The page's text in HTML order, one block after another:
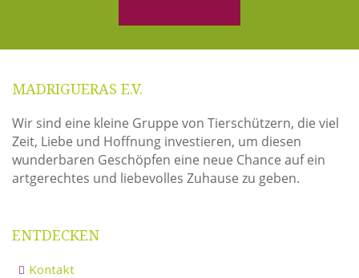
MADRIGUERAS E.V.
Wir sind eine kleine Gruppe von Tierschützern, die viel
Zeit, Liebe und Hoffnung investieren, um diesen
wunderbaren Geschöpfen eine neue Chance auf ein
artgerechtes und liebevolles Zuhause zu geben.
ENTDECKEN
Kontakt